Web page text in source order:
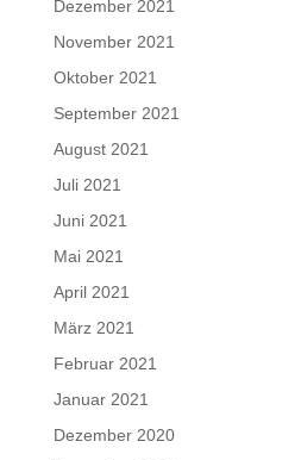
Dezember 2021
November 2021
Oktober 2021
September 2021
August 2021
Juli 2021
Juni 2021
Mai 2021
April 2021
März 2021
Februar 2021
Januar 2021
Dezember 2020